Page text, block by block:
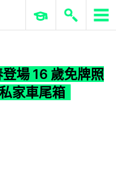
ERP 與商業 AI
場 16 歲免牌照
家車尾箱